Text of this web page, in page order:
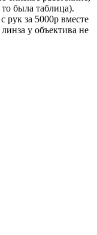
была таблица).
рук за 5000р вместе
у объектива не